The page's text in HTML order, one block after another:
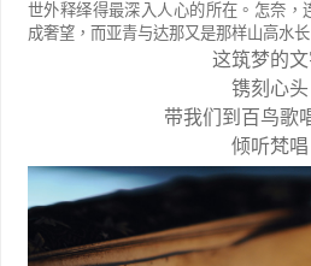
世外释绎得最深入人心的所在。 怎奈，
成奢望，而亚青与达那又是那样山高水长
这筑梦的文
镌刻心头
带我们到百鸟歌
倾听梵唱